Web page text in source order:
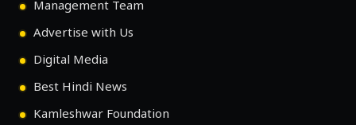
Management Team
Advertise with Us
Digital Media
Best Hindi News
Kamleshwar Foundation